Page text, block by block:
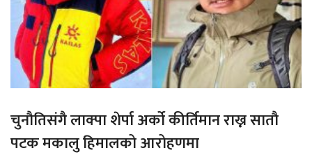
चुनौतिसंगै लाक्पा शेर्पा अर्को कीर्तिमान राख्न सातौ
पटक मकालु हिमालको आरोहणमा